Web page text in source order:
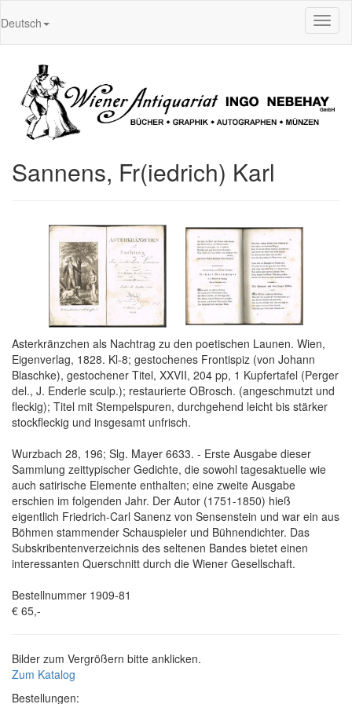
Deutsch
Sannens, Fr(iedrich) Karl
Asterkränzchen als Nachtrag zu den poetischen Launen. Wien,
Eigenverlag, 1828. Kl-8; gestochenes Frontispiz (von Johann
Blaschke), gestochener Titel, XXVII, 204 pp, 1 Kupfertafel (Perger
del., J. Enderle sculp.); restaurierte OBrosch. (angeschmutzt und
fleckig); Titel mit Stempelspuren, durchgehend leicht bis stärker
stockfleckig und insgesamt unfrisch.
Wurzbach 28, 196; Slg. Mayer 6633. - Erste Ausgabe dieser
Sammlung zeittypischer Gedichte, die sowohl tagesaktuelle wie
auch satirische Elemente enthalten; eine zweite Ausgabe
erschien im folgenden Jahr. Der Autor (1751-1850) hieß
eigentlich Friedrich-Carl Sanenz von Sensenstein und war ein aus
Böhmen stammender Schauspieler und Bühnendichter. Das
Subskribentenverzeichnis des seltenen Bandes bietet einen
interessanten Querschnitt durch die Wiener Gesellschaft.
Bestellnummer 1909-81
€ 65,-
Bilder zum Vergrößern bitte anklicken.
Zum Katalog
Bestellungen: